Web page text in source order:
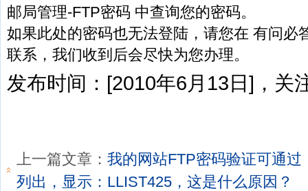
邮局管理-FTP密码 中查询您的密码。
如果此处的密码也无法登陆，请您在 有问
联系，我们收到后会尽快为您办理。
发布时间：[2010年6月13日]，关
上一篇文章： 我的网站FTP密码验证可通
列出，显示：LLIST425，这是什么原因？